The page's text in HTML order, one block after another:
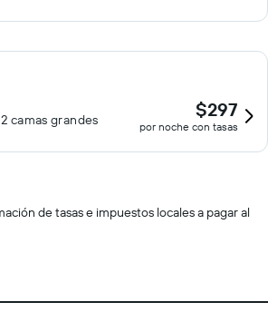
camas grandes $297
por noche con tasas
de tasas e impuestos locales a pagar al